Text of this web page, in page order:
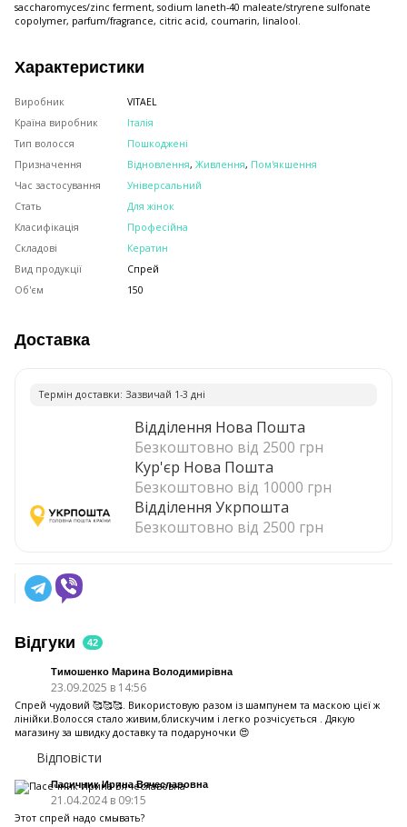
saccharomyces/zinc ferment, sodium laneth-40 maleate/stryrene sulfonate
copolymer, parfum/fragrance, citric acid, coumarin, linalool.
Характеристики
Виробник
VITAEL
Країна виробник
Італія
Тип волосся
Пошкоджені
Призначення
Відновлення, Живлення, Пом'якшення
Час застосування
Універсальний
Стать
Для жінок
Класифікація
Професійна
Складові
Кератин
Вид продукції
Спрей
Об'єм
150
Доставка
Термiн доставки: Зазвичай 1-3 днi
Відділення Нова Пошта
Безкоштовно від 2500 грн
Кур'єр Нова Пошта
Безкоштовно від 10000 грн
Відділення Укрпошта
Безкоштовно від 2500 грн
Відгуки 42
Тимошенко Марина Володимирівна
23.09.2025 в 14:56
Спрей чудовий 🥰🥰🥰. Використовую разом із шампунем та маскою цієї ж
лінійки.Волосся стало живим,блискучим і легко розчісується . Дякую
магазину за швидку доставку та подаруночки 😍
Відповісти
Пасичник Ирина Вячеславовна
21.04.2024 в 09:15
Этот спрей надо смывать?